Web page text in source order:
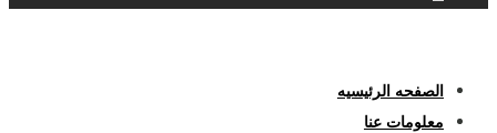
الصفحه الرئيسيه
معلومات عنا